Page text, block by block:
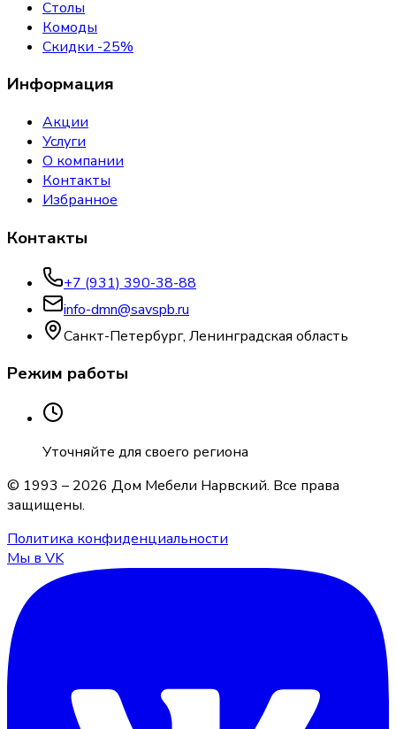
Столы
Комоды
Скидки -25%
Информация
Акции
Услуги
О компании
Контакты
Избранное
Контакты
+7 (931) 390-38-88
info-dmn@savspb.ru
Санкт-Петербург, Ленинградская область
Режим работы
Уточняйте для своего региона
© 1993 – 2026 Дом Мебели Нарвский. Все права
защищены.
Политика конфиденциальности
Мы в VK